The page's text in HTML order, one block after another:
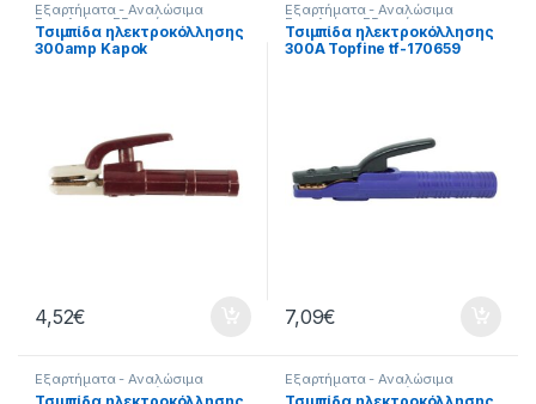
Εξαρτήματα - Αναλώσιμα
Εργαλείων Εξαρτήματα
Ηλεκτροκόλλησης,Εργαλεία,
Τσιμπίδες
Τσιμπίδα ηλεκτροκόλλησης
300amp Kapok
4,52€
Εξαρτήματα - Αναλώσιμα
Εργαλείων Εξαρτήματα
Ηλεκτροκόλλησης,Εργαλεία,
Τσιμπίδες
Τσιμπίδα ηλεκτροκόλλησης
300Α Topfine tf-170659
7,09€
Εξαρτήματα - Αναλώσιμα
Εργαλείων Εξαρτήματα
Εξαρτήματα - Αναλώσιμα
Εργαλείων Εξαρτήματα